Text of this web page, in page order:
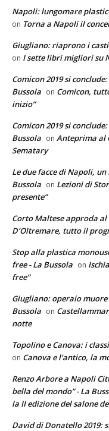
Napoli: lungomare
on Torna a Napoli il
Giugliano: riaprono i
on I sette libri migliori su
Comicon 2019 si
Bussola on Comicon,
inizio”
Comicon 2019 si
Bussola on Anteprima al
Sematary
Le due facce di Napoli,
Bussola on Lezioni di
presente”
Corto Maltese approda al
D’Oltremare, tutto il
Stop alla plastica
free - La Bussola on
free”
Giugliano: operaio
Bussola on
notte
Topolino e Canova: i
on Canova e l’antico, la
Renzo Arbore a Napoli
bella del mondo” - La
la II edizione del salone
David di Donatello 2019: